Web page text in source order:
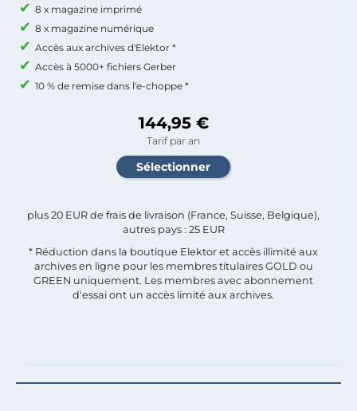
8 x magazine imprimé
8 x magazine numérique
Accès aux archives d'Elektor *
Accès à 5000+ fichiers Gerber
10 % de remise dans l'e-choppe *
144,95 €
Tarif par an
plus 20 EUR de frais de livraison (France, Suisse, Belgique),
autres pays : 25 EUR
* Réduction dans la boutique Elektor et accès illimité aux
archives en ligne pour les membres titulaires GOLD ou
GREEN uniquement. Les membres avec abonnement
d'essai ont un accès limité aux archives.